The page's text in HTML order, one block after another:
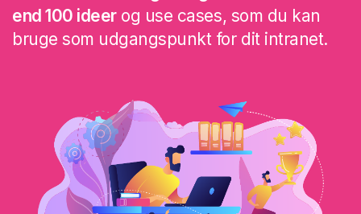
end 100 ideerog use cases, som du kan
bruge som udgangspunkt for dit intranet.